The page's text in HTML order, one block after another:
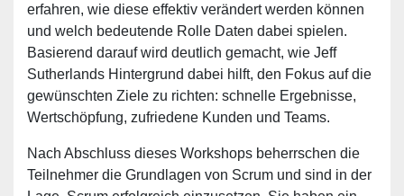
erfahren, wie diese effektiv verändert werden können
und welch bedeutende Rolle Daten dabei spielen.
Basierend darauf wird deutlich gemacht, wie Jeff
Sutherlands Hintergrund dabei hilft, den Fokus auf die
gewünschten Ziele zu richten: schnelle Ergebnisse,
Wertschöpfung, zufriedene Kunden und Teams.
Nach Abschluss dieses Workshops beherrschen die
Teilnehmer die Grundlagen von Scrum und sind in der